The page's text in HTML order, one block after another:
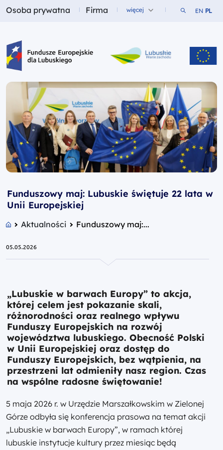
Fundusze dla
Osoba prywatna Fundusze dla
Firma więcej Szukaj w
EN PL
Fundusze Europejskie dla Lubuskiego
Funduszowy maj: Lubuskie świętuje 22 lata w
Unii Europejskiej
Aktualności Funduszowy maj:...
05.05.2026
„Lubuskie w barwach Europy” to akcja,
której celem jest pokazanie skali,
różnorodności oraz realnego wpływu
Funduszy Europejskich na rozwój
województwa lubuskiego. Obecność Polski
w Unii Europejskiej oraz dostęp do
Funduszy Europejskich, bez wątpienia, na
przestrzeni lat odmieniły nasz region. Czas
na wspólne radosne świętowanie!
5 maja 2026 r. w Urzędzie Marszałkowskim w Zielonej
Górze odbyła się konferencja prasowa na temat akcji
„Lubuskie w barwach Europy”, w ramach której
lubuskie instytucje kultury przez miesiąc będą